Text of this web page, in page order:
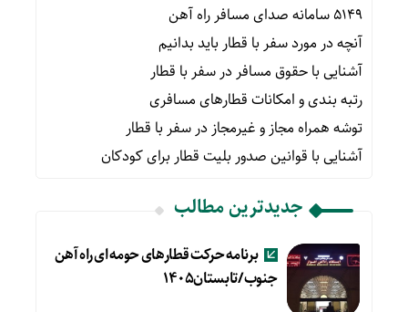
۵۱۴۹ سامانه صدای مسافر راه آهن
آنچه در مورد سفر با قطار باید بدانیم
آشنایی با حقوق مسافر در سفر با قطار
رتبه بندی و امکانات قطارهای مسافری
توشه همراه مجاز و غیرمجاز در سفر با قطار
آشنایی با قوانین صدور بلیت قطار برای کودکان
جدیدترین مطالب
برنامه حرکت قطارهای حومه ای راه آهن
جنوب/تابستان۱۴۰۵